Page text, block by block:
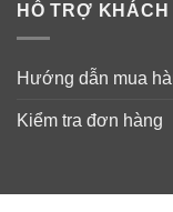
HỖ TRỢ
Hướng dẫn mua
Kiểm tra đơn hàng